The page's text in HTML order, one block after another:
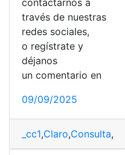
contactarnos a
través de nuestras
redes sociales,
o regístrate y
déjanos
un comentario en
09/09/2025
_cc1,Claro,Consulta,